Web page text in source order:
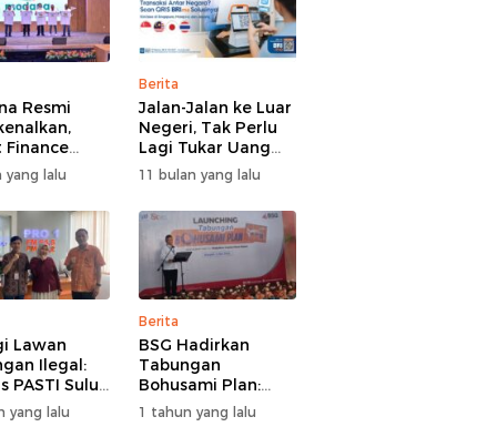
Resmi
Finance
Segmen
yang lalu
Berita
Jalan-Jalan ke Luar
Negeri, Tak Perlu
Lagi Tukar Uang
Asing – Cukup Scan
QRIS Pakai BRImo
11 bulan yang lalu
Lawan
Ilegal:
PASTI Sulut
Literasi
Kolektif
yang lalu
Berita
BSG Hadirkan
Tabungan
Bohusami Plan:
Nabung Gak Ribet,
Impian Masa Depan
1 tahun yang lalu